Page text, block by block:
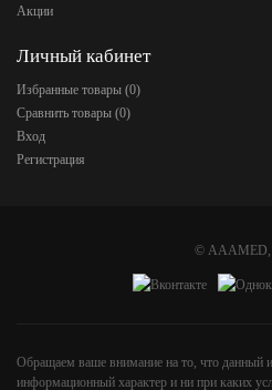
Акции
Личный кабинет
Избранные товары (0)
Сравнить товары (0)
Вход
Регистрация
© AAAMED
Обращаем ваше внимание на то, что данный
информационный характер и ни при каких